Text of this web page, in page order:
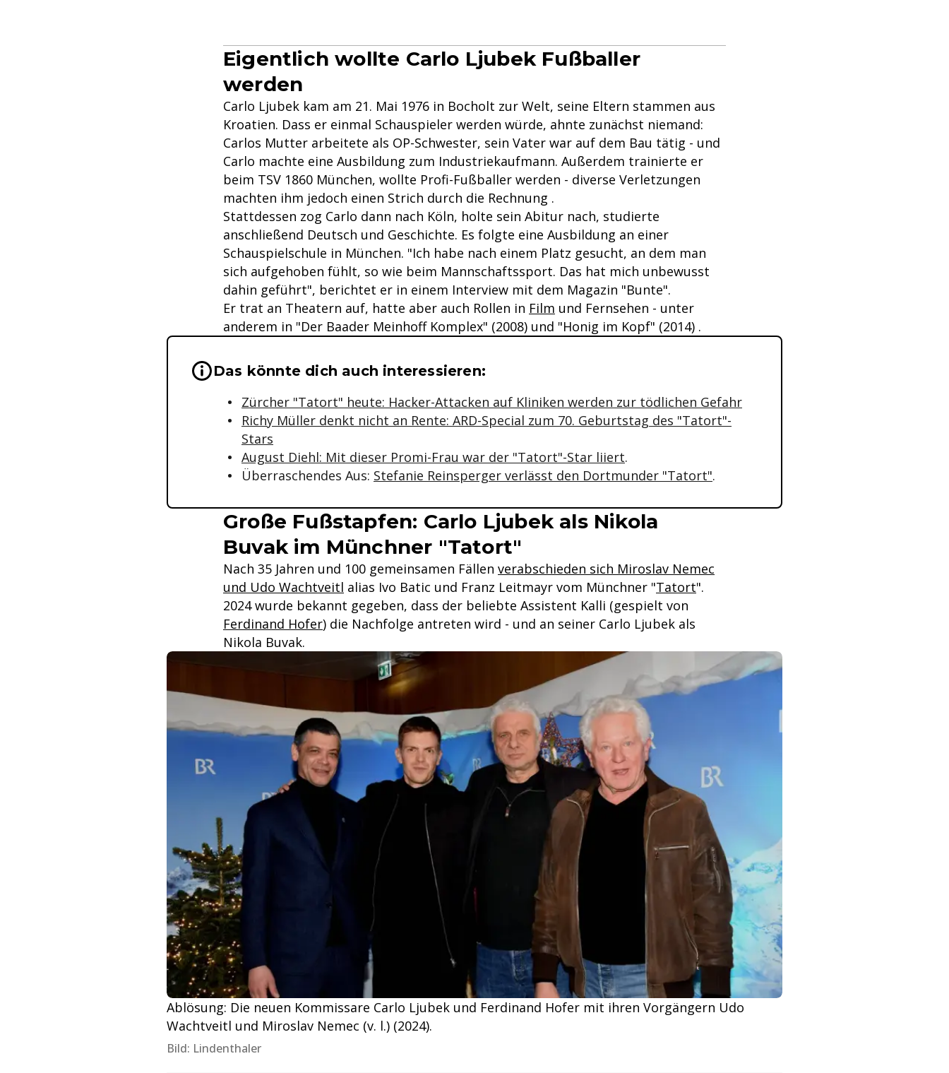
Eigentlich wollte Carlo Ljubek Fußballer
werden
Carlo Ljubek kam am 21. Mai 1976 in Bocholt zur Welt, seine Eltern stammen aus
Kroatien. Dass er einmal Schauspieler werden würde, ahnte zunächst niemand:
Carlos Mutter arbeitete als OP-Schwester, sein Vater war auf dem Bau tätig - und
Carlo machte eine Ausbildung zum Industriekaufmann. Außerdem trainierte er
beim TSV 1860 München, wollte Profi-Fußballer werden - diverse Verletzungen
machten ihm jedoch einen Strich durch die Rechnung .
Stattdessen zog Carlo dann nach Köln, holte sein Abitur nach, studierte
anschließend Deutsch und Geschichte. Es folgte eine Ausbildung an einer
Schauspielschule in München. "Ich habe nach einem Platz gesucht, an dem man
sich aufgehoben fühlt, so wie beim Mannschaftssport. Das hat mich unbewusst
dahin geführt", berichtet er in einem Interview mit dem Magazin "Bunte".
Er trat an Theatern auf, hatte aber auch Rollen in Film und Fernsehen - unter
anderem in "Der Baader Meinhoff Komplex" (2008) und "Honig im Kopf" (2014) .
Wichtige Hinweise & Informationen zum Inhalt
Das könnte dich auch interessieren:
Zürcher "Tatort" heute: Hacker-Attacken auf Kliniken werden zur tödlichen Gefahr
Richy Müller denkt nicht an Rente: ARD-Special zum 70. Geburtstag des "Tatort"-
Stars
August Diehl: Mit dieser Promi-Frau war der "Tatort"-Star liiert.
Überraschendes Aus: Stefanie Reinsperger verlässt den Dortmunder "Tatort".
Große Fußstapfen: Carlo Ljubek als Nikola
Buvak im Münchner "Tatort"
Nach 35 Jahren und 100 gemeinsamen Fällen verabschieden sich Miroslav Nemec
und Udo Wachtveitl alias Ivo Batic und Franz Leitmayr vom Münchner "Tatort".
2024 wurde bekannt gegeben, dass der beliebte Assistent Kalli (gespielt von
Ferdinand Hofer) die Nachfolge antreten wird - und an seiner Carlo Ljubek als
Nikola Buvak.
Ablösung: Die neuen Kommissare Carlo Ljubek und Ferdinand Hofer mit ihren Vorgängern Udo
Wachtveitl und Miroslav Nemec (v. l.) (2024).
Bild: Lindenthaler